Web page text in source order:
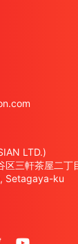
LTD.)
三軒茶屋二丁
Setagaya-ku